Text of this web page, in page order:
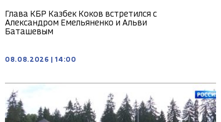
Глава КБР Казбек Коков встретился с
Александром Емельяненко и Альви
Баташевым
08.08.2026 14:00